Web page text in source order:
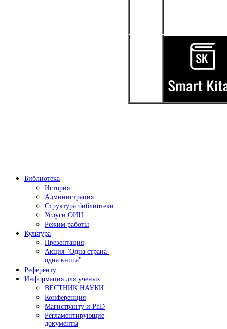
Библиотека
История
Администрация
Структура библиотеки
Услуги ОИЦ
Режим работы
Культура
Презентация
Акция "Одна страна-
одна книга"
Референту
Информация для ученых
ВЕСТНИК НАУКИ
Конференция
Магистранту и PhD
Регламентирующие
документы